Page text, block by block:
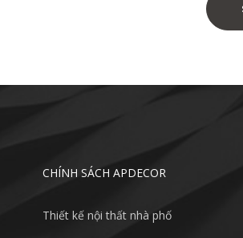
CHÍNH SÁCH APDECOR
Thiết kế nội thất nhà phố